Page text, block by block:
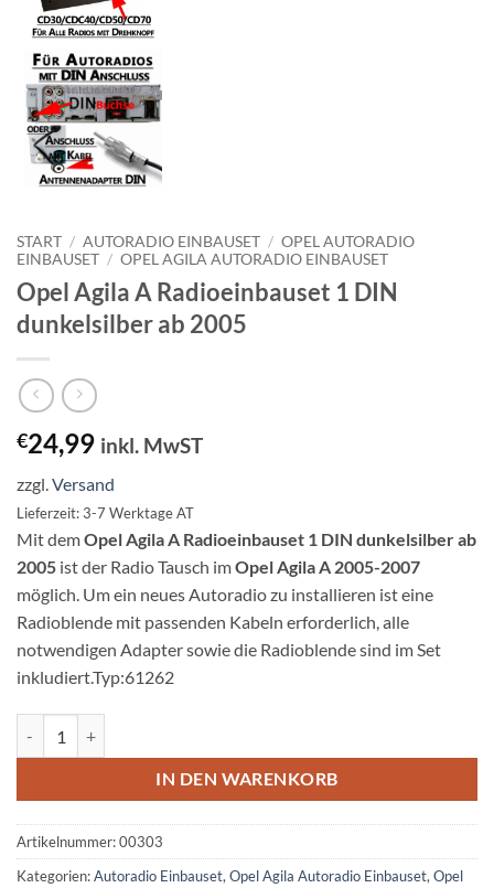
START / AUTORADIO EINBAUSET / OPEL AUTORADIO
EINBAUSET / OPEL AGILA AUTORADIO EINBAUSET
Opel Agila A Radioeinbauset 1 DIN
dunkelsilber ab 2005
€24,99 inkl. MwST
zzgl.Versand
Lieferzeit: 3-7 Werktage AT
Mit demOpel Agila A Radioeinbauset 1 DIN dunkelsilber ab
2005 ist der Radio Tausch imOpel Agila A 2005-2007
möglich. Um ein neues Autoradio zu installieren ist eine
Radioblende mit passenden Kabeln erforderlich, alle
notwendigen Adapter sowie die Radioblende sind im Set
inkludiert.Typ:61262
IN DEN WARENKORB
Artikelnummer:00303
Kategorien:Autoradio Einbauset, Opel Agila Autoradio Einbauset, Opel